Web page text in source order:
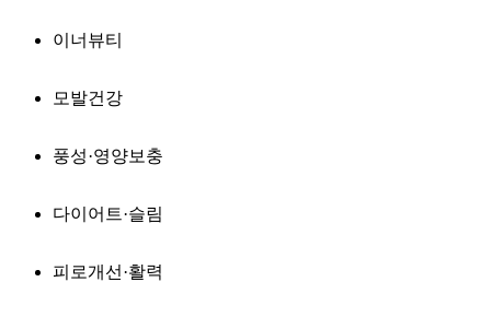
이너뷰티
모발건강
풍성·영양보충
다이어트·슬림
피로개선·활력